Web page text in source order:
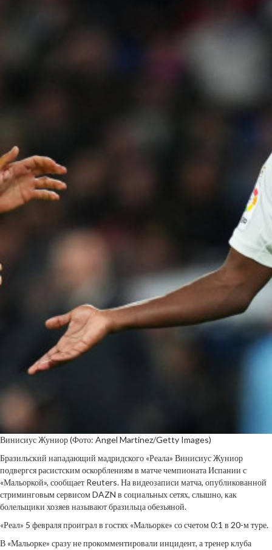
Винисиус Жуниор(Фото: Angel Martinez/Getty Images)
Бразильский нападающий мадридского «Реала» Винисиус Жуниор
подвергся расистским оскорблениям в матче чемпионата Испании с
«Мальоркой», сообщает Reuters. На видеозаписи матча, опубликованной
стриминговым сервисом DAZN в социальных сетях, слышно, как
болельщики хозяев называют бразильца обезьяной.
«Реал» 5 февраля проиграл в гостях «Мальорке» со счетом 0:1 в 20-м туре.
В «Мальорке» сразу не прокомментировали инцидент, а тренер клуба